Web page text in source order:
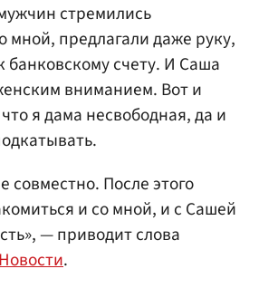
стремились
мной, предлагали даже руку,
банковскому счету. И Саша
вниманием. Вот и
я дама несвободная, да и
После этого
и со мной, и с Сашей
— приводит слова
.